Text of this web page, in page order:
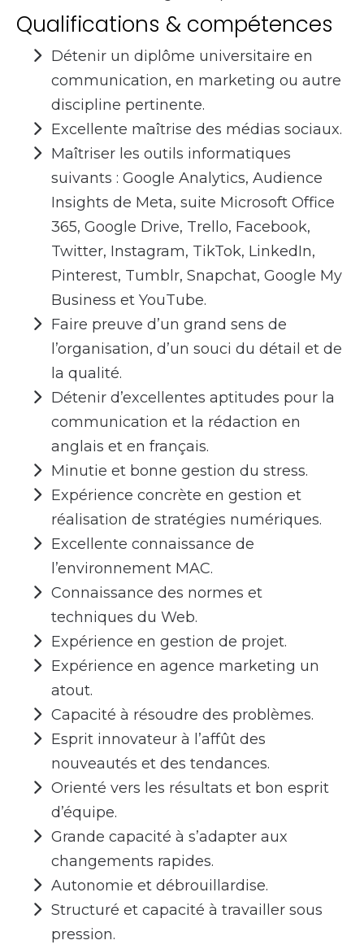
Qualifications & compétences
Détenir un diplôme universitaire en
communication, en marketing ou autre
discipline pertinente.
Excellente maîtrise des médias sociaux.
Maîtriser les outils informatiques
suivants : Google Analytics, Audience
Insights de Meta, suite Microsoft Office
365, Google Drive, Trello, Facebook,
Twitter, Instagram, TikTok, LinkedIn,
Pinterest, Tumblr, Snapchat, Google My
Business et YouTube.
Faire preuve d’un grand sens de
l’organisation, d’un souci du détail et de
la qualité.
Détenir d’excellentes aptitudes pour la
communication et la rédaction en
anglais et en français.
Minutie et bonne gestion du stress.
Expérience concrète en gestion et
réalisation de stratégies numériques.
Excellente connaissance de
l’environnement MAC.
Connaissance des normes et
techniques du Web.
Expérience en gestion de projet.
Expérience en agence marketing un
atout.
Capacité à résoudre des problèmes.
Esprit innovateur à l’affût des
nouveautés et des tendances.
Orienté vers les résultats et bon esprit
d’équipe.
Grande capacité à s’adapter aux
changements rapides.
Autonomie et débrouillardise.
Structuré et capacité à travailler sous
pression.